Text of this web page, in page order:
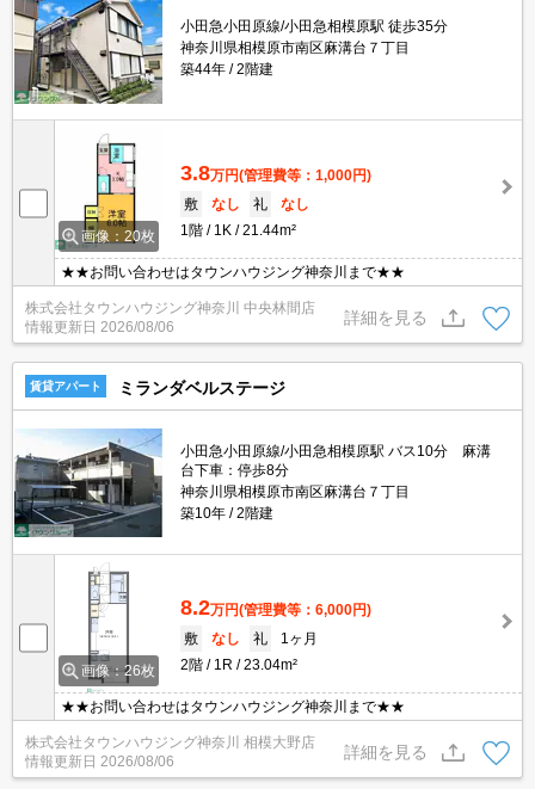
小田急小田原線/小田急相模原駅 徒歩35分
神奈川県相模原市南区麻溝台７丁目
築44年
2階建
画像：20枚
3.8万円(管理費等：1,000円)
敷
なし 礼
なし
1階
1K 21.44m²
★★お問い合わせはタウンハウジング神奈川まで★★
株式会社タウンハウジング神奈川 中央林間店
情報更新日 2026/08/06
詳細を見る
賃貸アパート ミランダベルステージ
小田急小田原線/小田急相模原駅 バス10分 麻溝
台下車：停歩8分
神奈川県相模原市南区麻溝台７丁目
築10年
2階建
画像：26枚
8.2万円(管理費等：6,000円)
敷
なし 礼
1ヶ月
2階
1R 23.04m²
★★お問い合わせはタウンハウジング神奈川まで★★
株式会社タウンハウジング神奈川 相模大野店
情報更新日 2026/08/06
詳細を見る